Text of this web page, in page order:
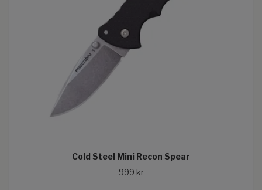
Cold Steel Mini Recon Spear
999 kr